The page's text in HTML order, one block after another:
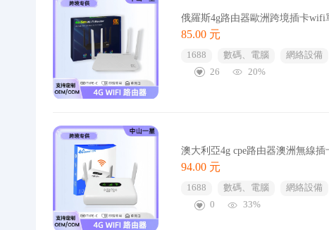
俄羅斯4g路由器歐洲跨境插卡wifi
85.00 元
1688 數碼、電腦 網絡設備
26
20%
澳大利亞4g cpe路由器澳洲無線插
94.00 元
1688 數碼、電腦 網絡設備
0
33%